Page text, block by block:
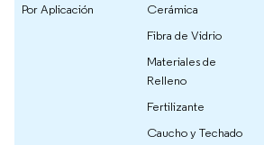
Por Aplicación
Cerámica
Fibra de Vidrio
Materiales de
Relleno
Fertilizante
Caucho y Techado